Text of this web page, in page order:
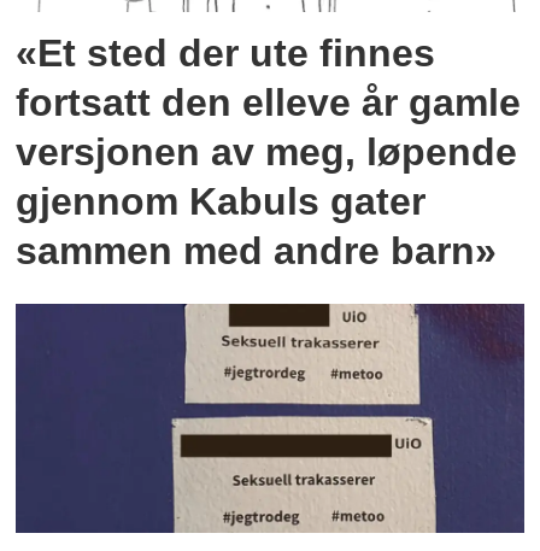
«Et sted der ute finnes
fortsatt den elleve år gamle
versjonen av meg, løpende
gjennom Kabuls gater
sammen med andre barn»